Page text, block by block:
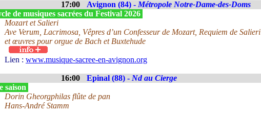
17:00 Avignon (84) - Métropole Notre-Dame-des-Doms
de musiques sacrées du Festival 2026
Mozart et Salieri
Ave Verum, Lacrimosa, Vêpres d’un Confesseur de Mozart, Requiem de Salieri
et œuvres pour orgue de Bach et Buxtehude
Lien : www.musique-sacree-en-avignon.org
16:00 Epinal (88) - Nd au Cierge
saison
Dorin Gheorgphilas flûte de pan
Hans-André Stamm